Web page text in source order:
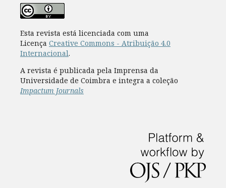
Esta revista está licenciada com uma
Licença Creative Commons - Atribuição 4.0
Internacional.
A revista é publicada pela Imprensa da
Universidade de Coimbra e integra a coleção
Impactum Journals